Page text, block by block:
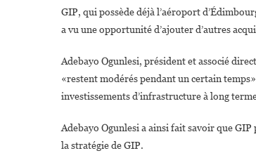
GIP, qui possède déjà l’aéroport
a vu une opportunité d’ajouter d’autres
Adebayo Ogunlesi, président et associé
«restent modérés pendant un certain
investissements d’infrastructure à long
Adebayo Ogunlesi a ainsi fait savoir que
la stratégie de GIP.